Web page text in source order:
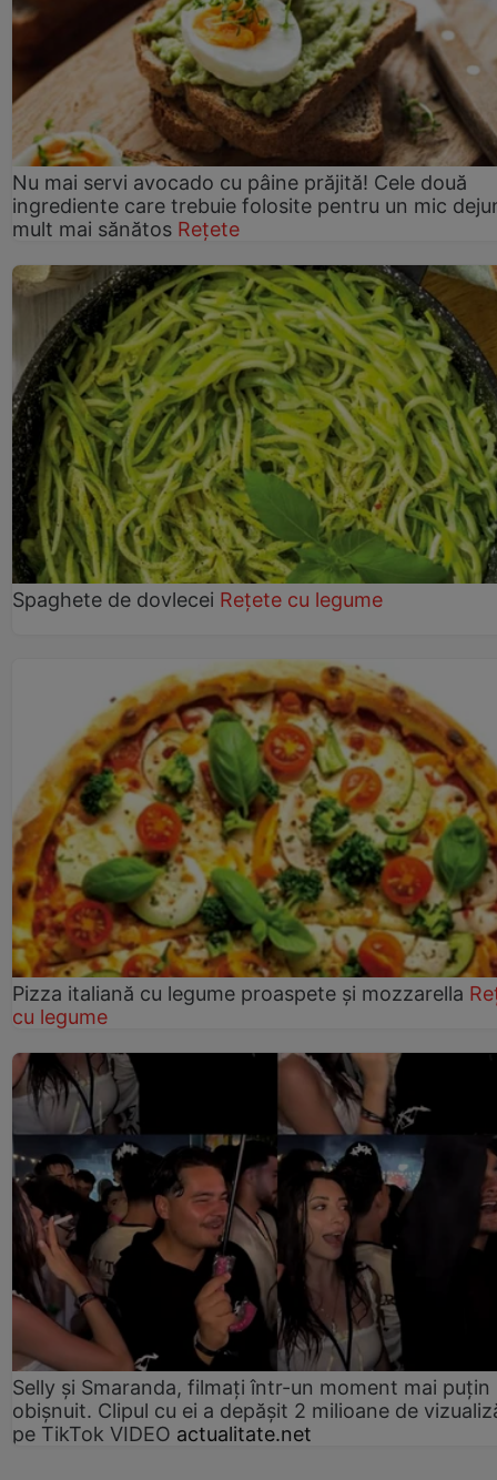
Nu mai servi avocado cu pâine prăjită! Cele două
ingrediente care trebuie folosite pentru un mic
mult mai sănătos Rețete
Spaghete de dovlecei Rețete cu legume
Pizza italiană cu legume proaspete și mozzarella
cu legume
Selly și Smaranda, filmați într-un moment mai puțin
obișnuit. Clipul cu ei a depășit 2 milioane de
pe TikTok VIDEO actualitate.net